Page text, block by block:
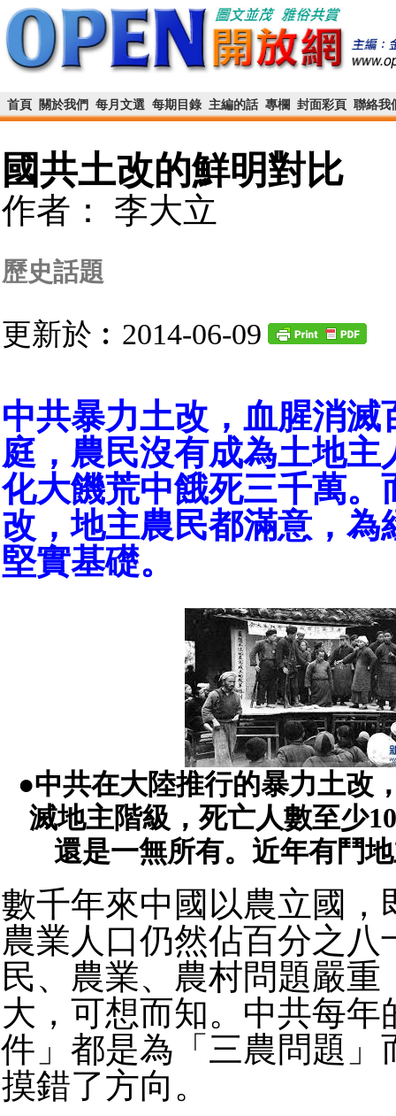
首頁 關於我們 每月文選 每期目錄 主編的話 專欄 封面彩頁 聯絡我
國共土改的鮮明對比
作者： 李大立
歷史話題
更新於︰2014-06-09
中共暴力土改，血腥消滅
庭，農民沒有成為土地主
化大饑荒中餓死三千萬。
改，地主農民都滿意，為
堅實基礎。
●中共在大陸推行的暴力土改
滅地主階級，死亡人數至少
還是一無所有。近年有鬥
數千年來中國以農立國，
農業人口仍然佔百分之八
民、農業、農村問題嚴重
大，可想而知。中共每年
件」都是為「三農問題」
摸錯了方向。